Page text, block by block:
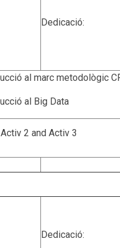
Dedicació:
al marc metodològic
al Big Data
2 and Activ 3
Dedicació: